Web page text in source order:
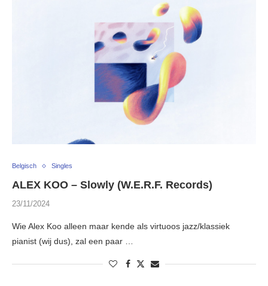
Belgisch Singles
ALEX KOO – Slowly (W.E.R.F. Records)
23/11/2024
Wie Alex Koo alleen maar kende als virtuoos jazz/klassiek
pianist (wij dus), zal een paar …